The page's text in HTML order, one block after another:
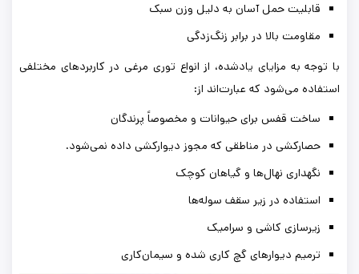
قابلیت حمل آسان به دلیل وزن سبک
مقاومت بالا در برابر زنگ‌زدگی
با توجه به مزایای یادشده، از انواع توری مرغی در کاربردهای مختلفی
استفاده می‌شود که عبارت‌اند از:
ساخت قفس برای حیوانات و مخصوصاً پرندگان
حصارکشی در مناطقی که مجوز دیوارکشی داده نمی‌شود.
نگهداری نهال‌ها و گیاهان کوچک
استفاده در زیر سقف سوله‌ها
زیرسازی کاشی و سرامیک
ترمیم دیوارهای گچ کاری شده و سیمان‌کاری